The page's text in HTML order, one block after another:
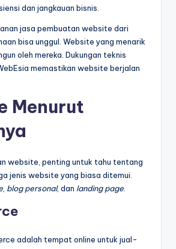
dan jangkauan bisnis.
jasa pembuatan website dari
bisa unggul. Website yang menarik
oleh mereka. Dukungan teknis
memastikan website berjalan
Menurut
website, penting untuk tahu tentang
jenis website yang biasa ditemui.
blog personal, dan landing page
adalah tempat online untuk jual-